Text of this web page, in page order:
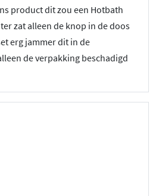
product dit zou een Hotbath
zat alleen de knop in de doos
erg jammer dit in de
de verpakking beschadigd